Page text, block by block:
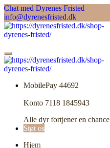
Skip
to
content
Chat med Dyrenes Fristed
info@dyrenesfristed.dk
MobilePay 44692
Konto 7118 1845943
Alle dyr fortjener en chance
Støt os
Hjem